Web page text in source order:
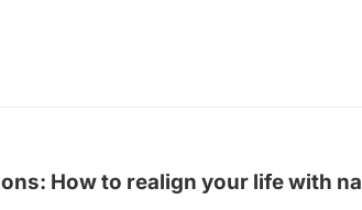
How to realign your life with